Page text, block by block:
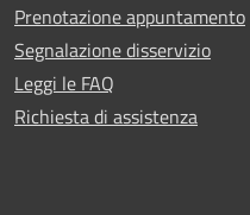
Prenotazione appuntamento
Segnalazione disservizio
Leggi le FAQ
Richiesta di assistenza